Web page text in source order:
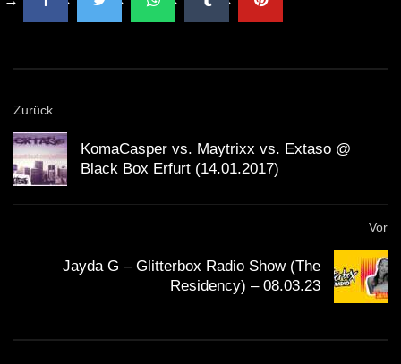
Lorenzo Raganzini | HEX Berlin
Zurück
KomaCasper vs. Maytrixx vs. Extaso @
Black Box Erfurt (14.01.2017)
Vor
Jayda G – Glitterbox Radio Show (The
Residency) – 08.03.23